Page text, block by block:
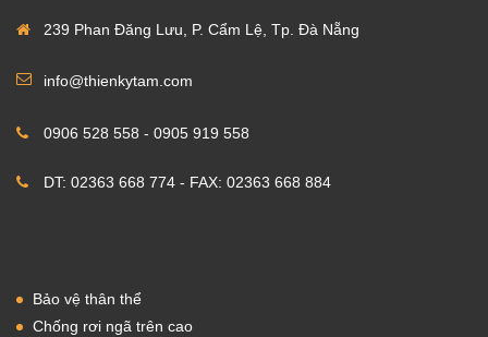
239 Phan Đăng Lưu, P. Cẩm Lệ, Tp. Đà Nẵng
info@thienkytam.com
0906 528 558 - 0905 919 558
DT: 02363 668 774 - FAX: 02363 668 884
Bảo vệ thân thể
Chống rơi ngã trên cao